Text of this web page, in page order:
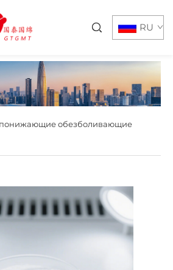
RU
обезболивающие